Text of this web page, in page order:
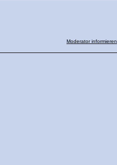
Moderator informieren